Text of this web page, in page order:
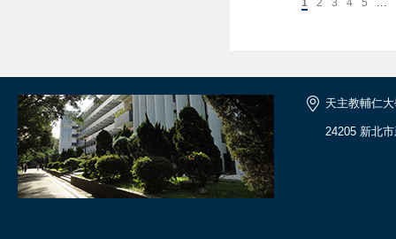
1 2 3 4 5
天主教輔仁
24205 新北